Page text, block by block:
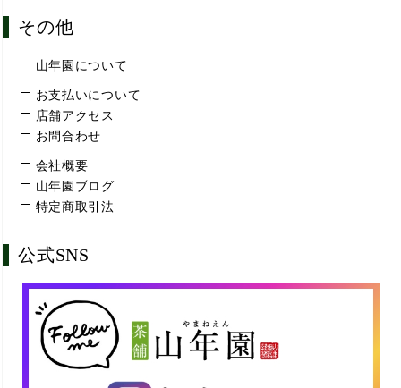
その他
山年園について
お支払いについて
店舗アクセス
お問合わせ
会社概要
山年園ブログ
特定商取引法
公式SNS